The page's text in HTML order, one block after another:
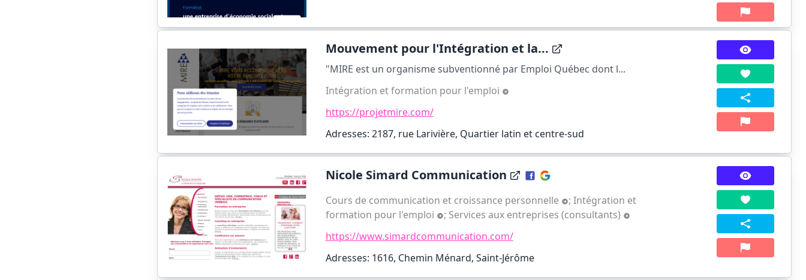
Mouvement pour l'Intégration et la...
"MIRE est un organisme subventionné par Emploi Québec dont l...
Intégration et formation pour l'emploi
https://projetmire.com/
Adresses: 2187, rue Larivière, Quartier latin et centre-sud
Nicole Simard Communication
Cours de communication et croissance personnelle ; Intégration et
formation pour l'emploi
; Services aux entreprises (consultants)
https://www.simardcommunication.com/
Adresses: 1616, Chemin Ménard, Saint-Jérôme